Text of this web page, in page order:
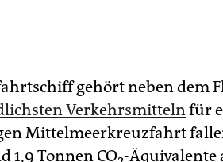
gehört neben dem
Verkehrsmittelnfür
Mittelmeerkreuzfahrt
1,9 Tonnen CO -Äquivalente